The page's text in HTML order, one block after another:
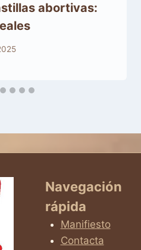
abortivas:
Navegación
rápida
Manifiesto
Contacta